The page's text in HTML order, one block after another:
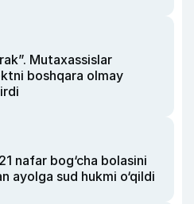
Mutaxassislar
boshqara olmay
nafar bog‘cha bolasini
ayolga sud hukmi o‘qildi